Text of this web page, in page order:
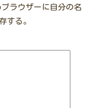
ラウザーに自分の名
する。